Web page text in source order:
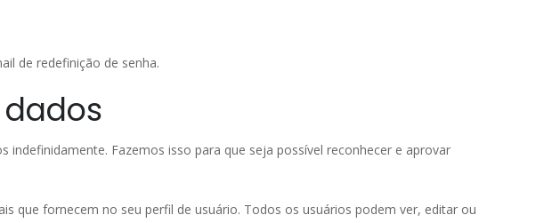
de redefinição de senha.
Fazemos isso para que seja possível reconhecer e aprovar
que fornecem no seu perfil de usuário. Todos os usuários podem ver, editar ou